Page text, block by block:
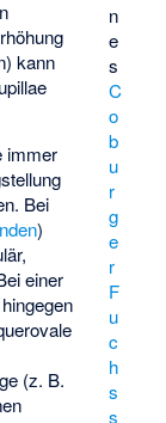
n
e
s
C
o
b
u
r
g
e
r
F
u
c
h
s
s
kann
immer
Bei
)
einer
(z. B.